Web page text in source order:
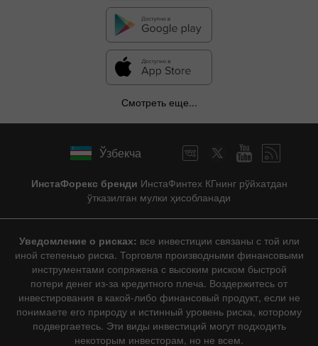
Смотреть еще...
Ўзбекча
ИнстаФорекс бренди ИнстаФинтех КГнинг рўйхатдан
ўтказилган мулки ҳисобланади
Уведомление о рисках: все инвестиции связаны с той или
иной степенью риска. Торговля производными финансовыми
инструментами сопряжена с высоким риском быстрой
потери денег из-за кредитного плеча. Воздержитесь от
инвестирования в какой-либо финансовый продукт, если не
понимаете его природу и истинный уровень риска, которому
подвергаетесь. Эти виды инвестиций могут подходить
некоторым инвесторам, но не всем.